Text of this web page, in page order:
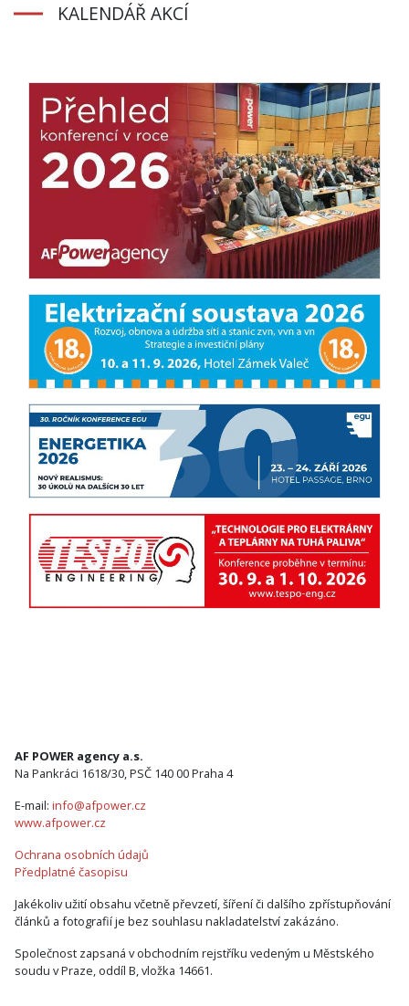
KALENDÁŘ AKCÍ
AF POWER agency a.s.
Na Pankráci 1618/30, PSČ 140 00 Praha 4
E-mail: info@afpower.cz
www.afpower.cz
Ochrana osobních údajů
Předplatné časopisu
Jakékoliv užití obsahu včetně převzetí, šíření či dalšího zpřístupňování
článků a fotografií je bez souhlasu nakladatelství zakázáno.
Společnost zapsaná v obchodním rejstříku vedeným u Městského
soudu v Praze, oddíl B, vložka 14661.